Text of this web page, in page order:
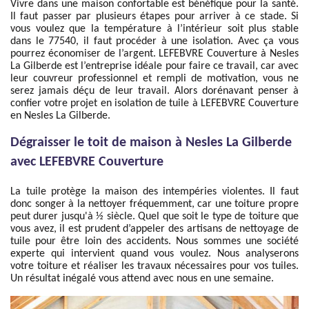
Vivre dans une maison confortable est bénéfique pour la santé.
Il faut passer par plusieurs étapes pour arriver à ce stade. Si
vous voulez que la température à l’intérieur soit plus stable
dans le 77540, il faut procéder à une isolation. Avec ça vous
pourrez économiser de l’argent. LEFEBVRE Couverture à Nesles
La Gilberde est l’entreprise idéale pour faire ce travail, car avec
leur couvreur professionnel et rempli de motivation, vous ne
serez jamais déçu de leur travail. Alors dorénavant penser à
confier votre projet en isolation de tuile à LEFEBVRE Couverture
en Nesles La Gilberde.
Dégraisser le toit de maison à Nesles La Gilberde
avec LEFEBVRE Couverture
La tuile protège la maison des intempéries violentes. Il faut
donc songer à la nettoyer fréquemment, car une toiture propre
peut durer jusqu'à ½ siècle. Quel que soit le type de toiture que
vous avez, il est prudent d’appeler des artisans de nettoyage de
tuile pour être loin des accidents. Nous sommes une société
experte qui intervient quand vous voulez. Nous analyserons
votre toiture et réaliser les travaux nécessaires pour vos tuiles.
Un résultat inégalé vous attend avec nous en une semaine.